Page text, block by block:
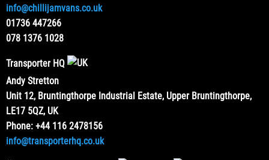
info@chillijamvans.co.uk
01736 447266
078 1376 1028
Transporter HQ
Andy Stretton
Unit 12, Bruntingthorpe Industrial Estate, Upper Bruntingthorpe,
LE17 5QZ, UK
Phone: +44 116 2478156
info@transporterhq.co.uk